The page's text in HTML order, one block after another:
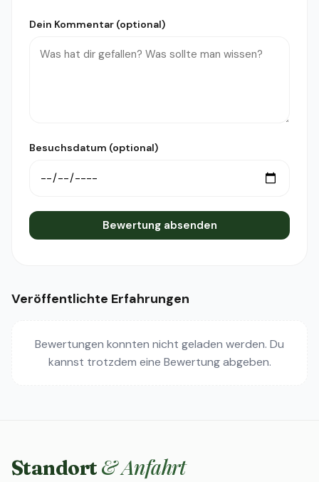
Dein Kommentar (optional)
Besuchsdatum (optional)
Bewertung absenden
Veröffentlichte Erfahrungen
Bewertungen konnten nicht geladen werden. Du
kannst trotzdem eine Bewertung abgeben.
Standort & Anfahrt